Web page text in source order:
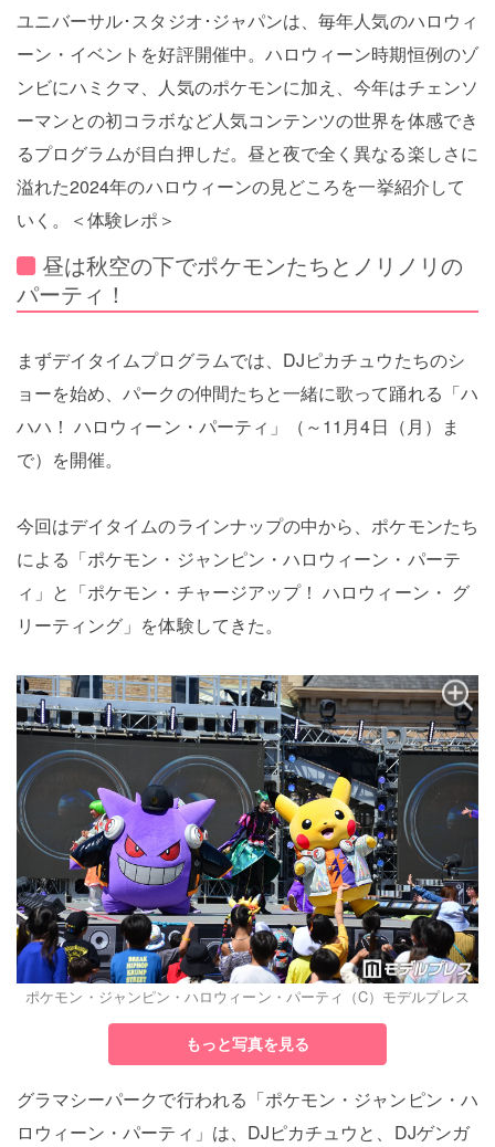
ユニバーサル･スタジオ･ジャパンは、毎年人気のハロウィ
ーン・イベントを好評開催中。ハロウィーン時期恒例のゾ
ンビにハミクマ、人気のポケモンに加え、今年はチェンソ
ーマンとの初コラボなど人気コンテンツの世界を体感でき
るプログラムが目白押しだ。昼と夜で全く異なる楽しさに
溢れた2024年のハロウィーンの見どころを一挙紹介して
いく。＜体験レポ＞
昼は秋空の下でポケモンたちとノリノリの
パーティ！
まずデイタイムプログラムでは、DJピカチュウたちのシ
ョーを始め、パークの仲間たちと一緒に歌って踊れる「ハ
ハハ！ ハロウィーン・パーティ」（～11月4日（月）ま
で）を開催。
今回はデイタイムのラインナップの中から、ポケモンたち
による「ポケモン・ジャンピン・ハロウィーン・パーテ
ィ」と「ポケモン・チャージアップ！ ハロウィーン・ グ
リーティング」を体験してきた。
ポケモン・ジャンピン・ハロウィーン・パーティ（C）モデルプレス
もっと写真を見る
グラマシーパークで行われる「ポケモン・ジャンピン・ハ
ロウィーン・パーティ」は、DJピカチュウと、DJゲンガ